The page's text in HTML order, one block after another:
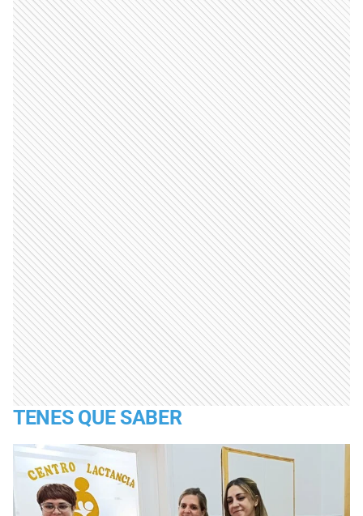
TENES QUE SABER